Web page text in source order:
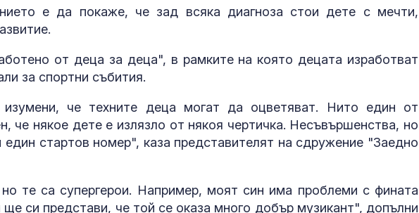
е да покаже, че зад всяка диагноза стои дете с мечти,
от деца за деца", в рамките на която децата изработват
за спортни събития.
че техните деца могат да оцветяват. Нито един от
че някое дете е излязло от някоя чертичка. Несъвършенства, но
стартов номер", каза представителят на сдружение "Заедно
те са супергерои. Например, моят син има проблеми с фината
си представи, че той се оказа много добър музикант", допълни